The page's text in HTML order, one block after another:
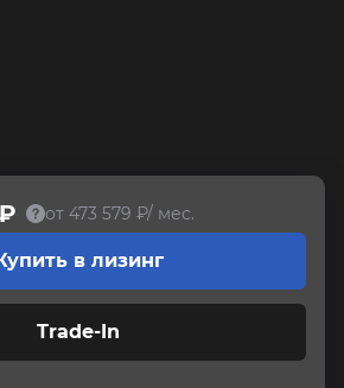
от 473 579 ₽/ мес.
в лизинг
Trade-In